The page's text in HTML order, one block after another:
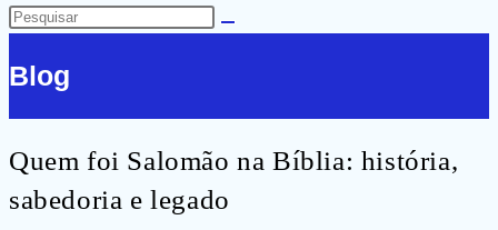
do
site
Pesquisar
site
Blog
Quem foi Salomão na Bíblia: história,
sabedoria e legado